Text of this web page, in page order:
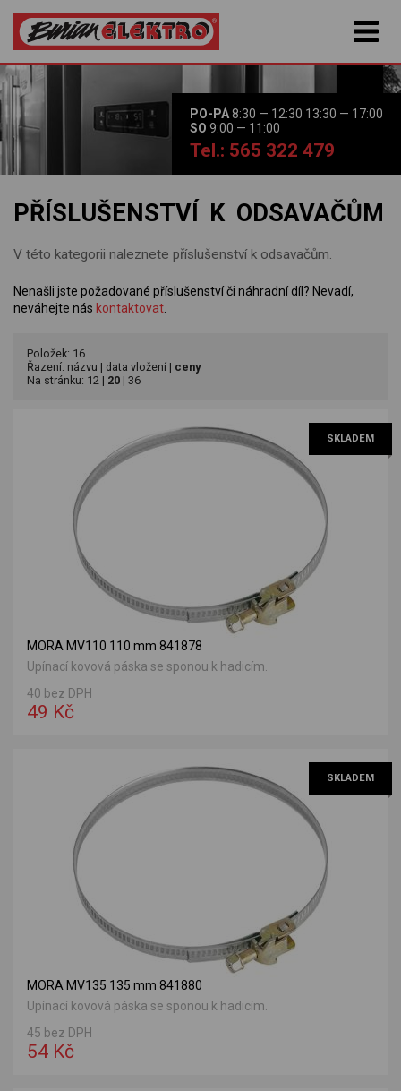
PO-PÁ8:30 — 12:30 13:30 — 17:00
SO 9:00 — 11:00
Tel.: 565 322 479
PŘÍSLUŠENSTVÍ K ODSAVAČŮM
V této kategorii naleznete příslušenství k odsavačům.
Nenašli jste požadované příslušenství či náhradní díl? Nevadí,
neváhejte nás kontaktovat
Položek: 16
Řazení: názvu | data vložení | ceny
Na stránku: 12 | 20 | 36
SKLADEM
MORA MV110 110 mm 841878
Upínací kovová páska se sponou k hadicím.
40 bez DPH
49 Kč
SKLADEM
MORA MV135 135 mm 841880
Upínací kovová páska se sponou k hadicím.
45 bez DPH
54 Kč